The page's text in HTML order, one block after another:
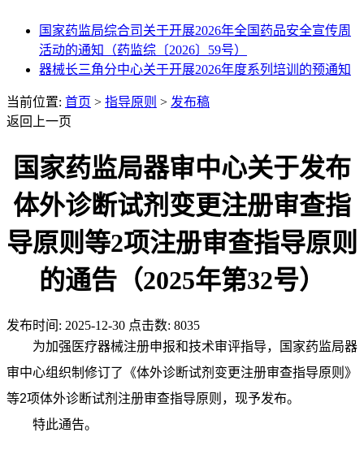
国家药监局综合司关于开展2026年全国药品安全宣传周
活动的通知（药监综〔2026〕59号）
器械长三角分中心关于开展2026年度系列培训的预通知
当前位置: 首页 > 指导原则 > 发布稿
返回上一页
国家药监局器审中心关于发布
体外诊断试剂变更注册审查指
导原则等2项注册审查指导原则
的通告（2025年第32号）
发布时间: 2025-12-30 点击数: 8035
为加强医疗器械注册申报和技术审评指导，国家药监局器
审中心组织制修订了《体外诊断试剂变更注册审查指导原则》
等2项体外诊断试剂注册审查指导原则，现予发布。
特此通告。